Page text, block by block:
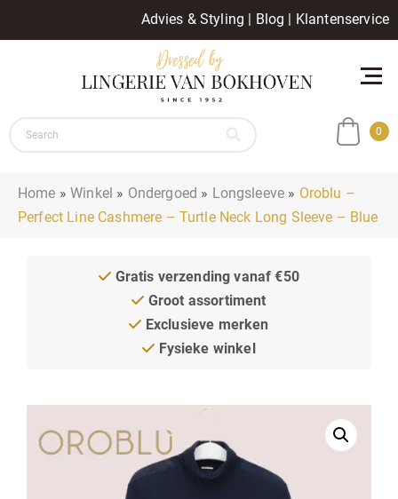
Advies & Styling | Blog | Klantenservice
0
Home »Winkel » Ondergoed » Longsleeve » Oroblu –
Perfect Line Cashmere – Turtle Neck Long Sleeve – Blue
Gratis verzending vanaf €50
Groot assortiment
Exclusieve merken
Fysieke winkel